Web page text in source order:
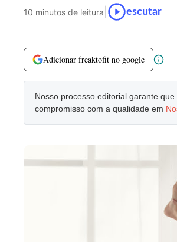
10 minutos de leitura escutar
Adicionar freaktofit no google
Nosso processo editorial garante
compromisso com a qualidade em